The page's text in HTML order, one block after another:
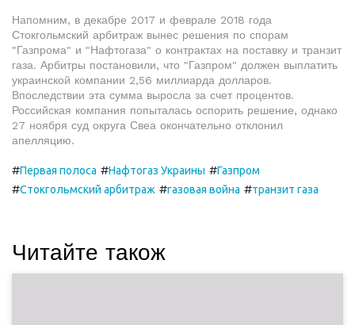
Напомним, в декабре 2017 и феврале 2018 года
Стокгольмский арбитраж вынес решения по спорам
"Газпрома" и "Нафтогаза" о контрактах на поставку и транзит
газа. Арбитры постановили, что "Газпром" должен выплатить
украинской компании 2,56 миллиарда долларов.
Впоследствии эта сумма выросла за счет процентов.
Российская компания попыталась оспорить решение, однако
27 ноября суд округа Свеа окончательно отклонил
апелляцию.
#Первая полоса #Нафтогаз Украины #Газпром
#Стокгольмский арбитраж #газовая война #транзит газа
Читайте також